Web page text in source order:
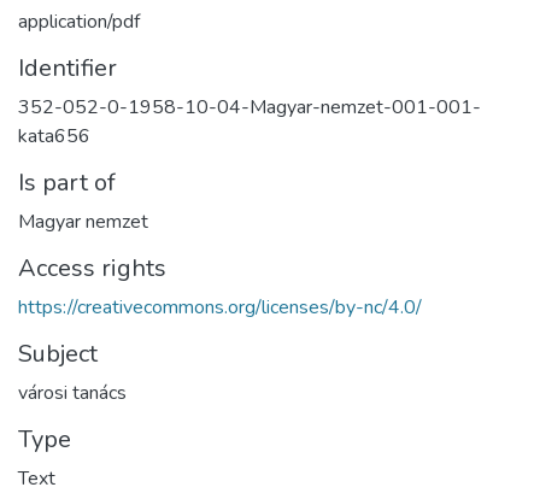
application/pdf
Identifier
352-052-0-1958-10-04-Magyar-nemzet-001-001-
kata656
Is part of
Magyar nemzet
Access rights
https://creativecommons.org/licenses/by-nc/4.0/
Subject
városi tanács
Type
Text